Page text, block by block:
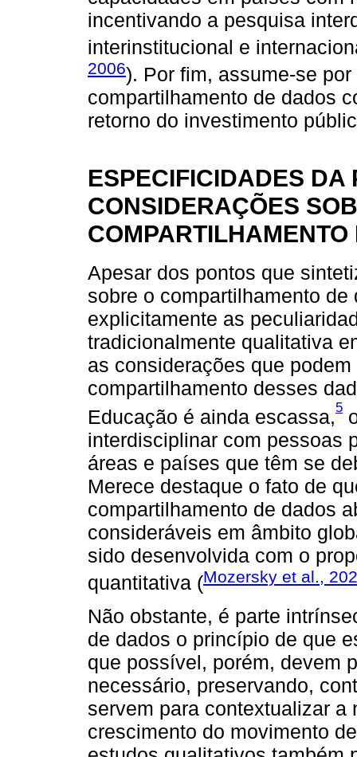
incentivando a pesquisa
interinstitucional e
2006). Por fim, assume-se
compartilhamento de dados
retorno do investimento
ESPECIFICIDADES DA
CONSIDERAÇÕES
COMPARTILHAMENTO
Apesar dos pontos que
sobre o compartilhamento
explicitamente as
tradicionalmente qualitativa
as considerações que
compartilhamento desses
Educação é ainda escassa,5
interdisciplinar com pessoas
áreas e países que têm se
Merece destaque o fato de
compartilhamento de dados
consideráveis em âmbito
sido desenvolvida com o
quantitativa (Mozersky et al.,
Não obstante, é parte
de dados o princípio de que
que possível, porém, devem
necessário, preservando,
servem para contextualizar
crescimento do movimento